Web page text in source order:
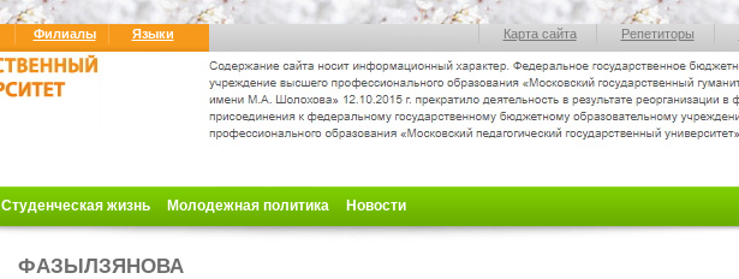
Филиалы Языки Карта сайта Репетиторы
Студенческая жизнь Молодежная политика Новости
ФАЗЫЛЗЯНОВА